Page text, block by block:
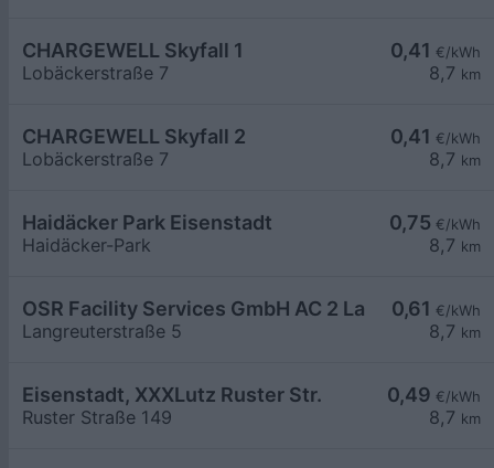
0,41 €/kWh
8,7 km
CHARGEWELL Skyfall 1
Lobäckerstraße 7
0,41 €/kWh
8,7 km
CHARGEWELL Skyfall 2
Lobäckerstraße 7
0,75 €/kWh
8,7 km
Haidäcker Park Eisenstadt
Haidäcker-Park
0,61 €/kWh
8,7 km
OSR Facility Services GmbH AC 2
Langreuterstraße 5
0,49 €/kWh
8,7 km
Eisenstadt, XXXLutz Ruster Str.
Ruster Straße 149